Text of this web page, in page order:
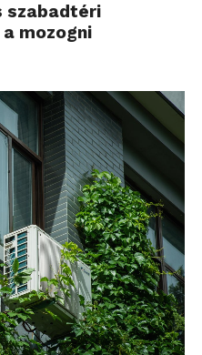
szabadtéri
mozogni